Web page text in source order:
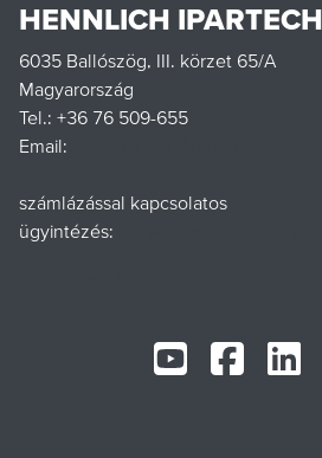
HENNLICH
6035 Ballószög, III. körzet 65/A
Magyarország
Tel.: +36 76 509-655
Email:
számlázással kapcsolatos
ügyintézés: